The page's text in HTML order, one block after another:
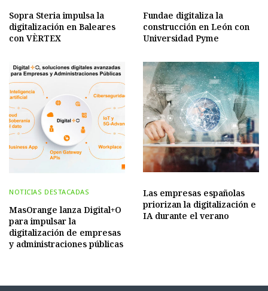
Sopra Steria impulsa la
digitalización en Baleares
con VÈRTEX
Fundae digitaliza la
construcción en León con
Universidad Pyme
NOTICIAS DESTACADAS
MasOrange lanza Digital+O
para impulsar la
digitalización de empresas
y administraciones públicas
Las empresas españolas
priorizan la digitalización e
IA durante el verano